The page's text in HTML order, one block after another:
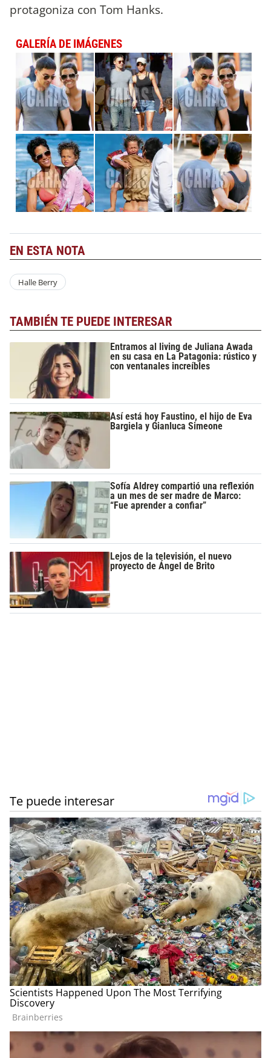
protagoniza con Tom Hanks.
GALERÍA DE IMÁGENES
EN ESTA NOTA
Halle Berry
TAMBIÉN TE PUEDE INTERESAR
Entramos al living de Juliana Awada
en su casa en La Patagonia: rústico y
con ventanales increíbles
Así está hoy Faustino, el hijo de Eva
Bargiela y Gianluca Simeone
Sofía Aldrey compartió una reflexión
a un mes de ser madre de Marco:
“Fue aprender a confiar”
Lejos de la televisión, el nuevo
proyecto de Ángel de Brito